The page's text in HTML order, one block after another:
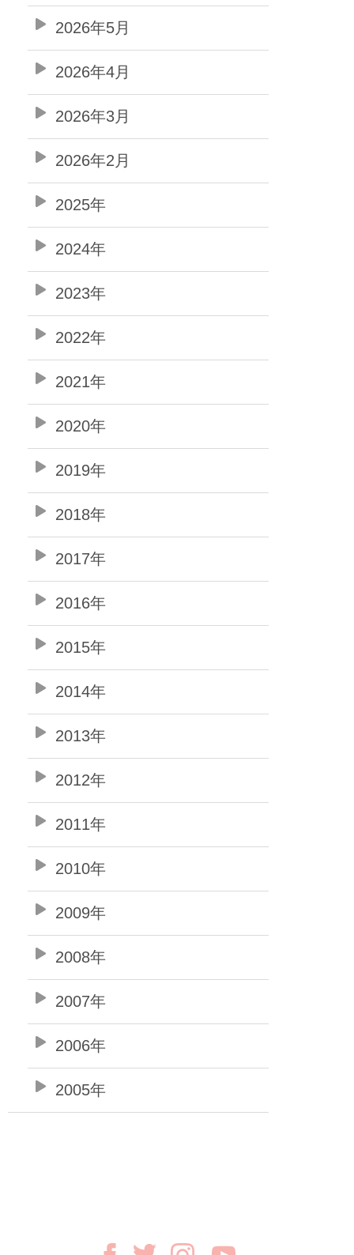
2026年5月
2026年4月
2026年3月
2026年2月
2025年
2024年
2023年
2022年
2021年
2020年
2019年
2018年
2017年
2016年
2015年
2014年
2013年
2012年
2011年
2010年
2009年
2008年
2007年
2006年
2005年